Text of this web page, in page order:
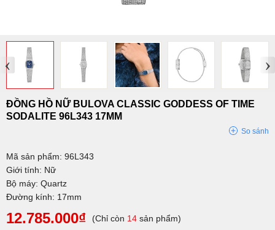
‹ ›
ĐỒNG HỒ NỮ BULOVA CLASSIC GODDESS OF TIME
SODALITE 96L343 17MM
So sánh
Mã sản phẩm: 96L343
Giới tính: Nữ
Bộ máy: Quartz
Đường kính: 17mm
12.785.000₫ (Chỉ còn 14 sản phẩm)